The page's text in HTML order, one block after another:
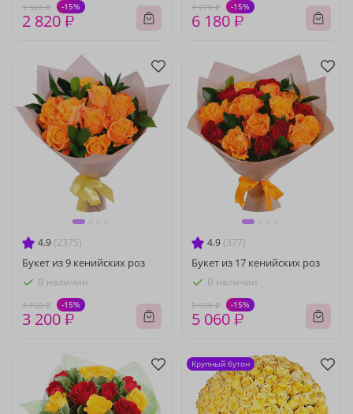
3 320 ₽ -15%
2 820 ₽
7 270 ₽ -15%
6 180 ₽
4.9 (2375)
Букет из 9 кенийских роз
В наличии
3 760 ₽ -15%
3 200 ₽
4.9 (377)
Букет из 17 кенийских роз
В наличии
5 950 ₽ -15%
5 060 ₽
Крупный бутон